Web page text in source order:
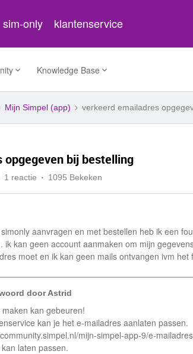
sim-only klantenservice
Knowledge Base
Mijn Simpel (app) verkeerd emailadres
bij bestelling
1 reactie 1095 Bekeken
aanvragen en met bestellen heb ik een
ik kan geen account aanmaken om mijn
moet en ik kan geen mails ontvangen ivm het
doorAstrid
kan gebeuren!
kan je het e-mailadres aanlaten passen.
mijn-simpel-app-9/e-
laten passen.